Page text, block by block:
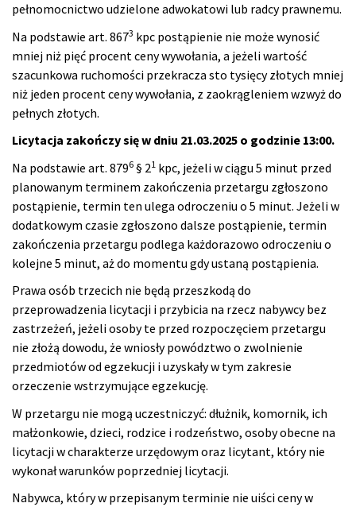
pełnomocnictwo udzielone adwokatowi lub radcy prawnemu.
Na podstawie art. 8673 kpc postąpienie nie może wynosić
mniej niż pięć procent ceny wywołania, a jeżeli wartość
szacunkowa ruchomości przekracza sto tysięcy złotych mniej
niż jeden procent ceny wywołania, z zaokrągleniem wzwyż do
pełnych złotych.
Licytacja zakończy się w dniu 21.03.2025 o godzinie 13:00.
Na podstawie art. 8796 § 21 kpc, jeżeli w ciągu 5 minut przed
planowanym terminem zakończenia przetargu zgłoszono
postąpienie, termin ten ulega odroczeniu o 5 minut. Jeżeli w
dodatkowym czasie zgłoszono dalsze postąpienie, termin
zakończenia przetargu podlega każdorazowo odroczeniu o
kolejne 5 minut, aż do momentu gdy ustaną postąpienia.
Prawa osób trzecich nie będą przeszkodą do
przeprowadzenia licytacji i przybicia na rzecz nabywcy bez
zastrzeżeń, jeżeli osoby te przed rozpoczęciem przetargu
nie złożą dowodu, że wniosły powództwo o zwolnienie
przedmiotów od egzekucji i uzyskały w tym zakresie
orzeczenie wstrzymujące egzekucję.
W przetargu nie mogą uczestniczyć: dłużnik, komornik, ich
małżonkowie, dzieci, rodzice i rodzeństwo, osoby obecne na
licytacji w charakterze urzędowym oraz licytant, który nie
wykonał warunków poprzedniej licytacji.
Nabywca, który w przepisanym terminie nie uiści ceny w